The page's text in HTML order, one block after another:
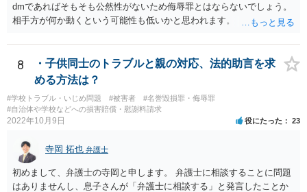
dmであればそもそも公然性がないため侮辱罪とはならないでしょう。
相手方が何か動くという可能性も低いかと思われます。
8
・子供同士のトラブルと親の対応、法的助言を求
める方法は？
#学校トラブル・いじめ問題 #被害者
#名誉毀損罪・侮辱罪
#自治体や学校などへの損害賠償・慰謝料請求
2022年10月9日 役にたった 23
寺岡 拓也 弁護士
初めまして、弁護士の寺岡と申します。 弁護士に相談することに問題
はありませんし、息子さんが「弁護士に相談する」と発言したことか